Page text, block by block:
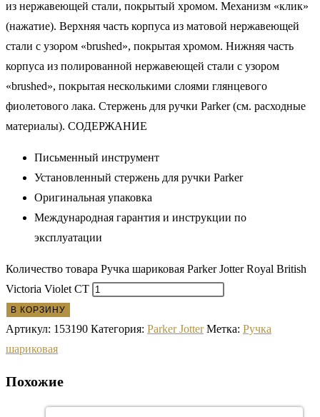
из нержавеющей стали, покрытый хромом. Механизм «клик»
(нажатие). Верхняя часть корпуса из матовой нержавеющей
стали с узором «brushed», покрытая хромом. Нижняя часть
корпуса из полированной нержавеющей стали с узором
«brushed», покрытая несколькими слоями глянцевого
фиолетового лака. Стержень для ручки Parker (см. расходные
материалы). СОДЕРЖАНИЕ
Письменный инструмент
Установленный стержень для ручки Parker
Оригинальная упаковка
Международная гарантия и инструкции по
эксплуатации
Количество товара Ручка шариковая Parker Jotter Royal British
Victoria Violet CT
В КОРЗИНУ
Артикул: 153190 Категория: Parker Jotter Метка: Ручка
шариковая
Похожие